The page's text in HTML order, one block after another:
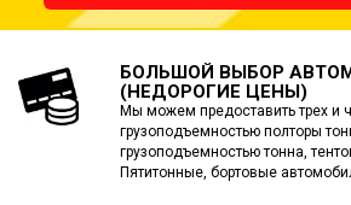
БОЛЬШОЙ ВЫБОР
(НЕДОРОГИЕ ЦЕНЫ)
Мы можем предоставить трех и
грузоподъемностью полторы
грузоподъемностью тонна,
Пятитонные, бортовые